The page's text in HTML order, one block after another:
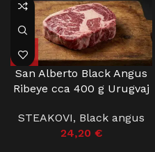
San Alberto Black Angus
Ribeye cca 400 g Urugvaj
STEAKOVI, Black angus
24,20 €